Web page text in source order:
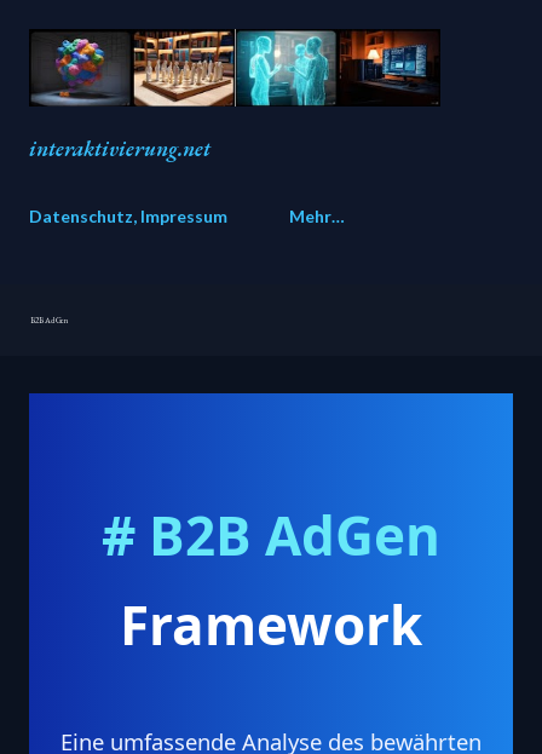
Direkt zum Hauptbereich
interaktivierung.net
Datenschutz, Impressum Mehr…
B2B Ad Gen
# B2B AdGen
Framework
Eine umfassende Analyse des bewährten